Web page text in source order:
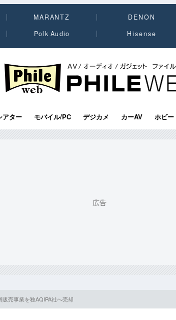
MARANTZ DENON
Polk Audio Hisense
PHILE WEB｜AV/オーディオ/ガジェット
アター モバイル/PC デジカメ カーAV ホビー
売事業を独AQIPA社へ売却